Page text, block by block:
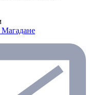
Магадане